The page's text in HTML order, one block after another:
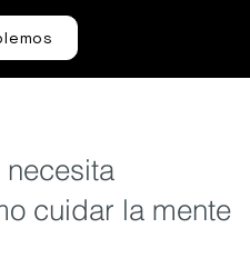
cuidar la mente